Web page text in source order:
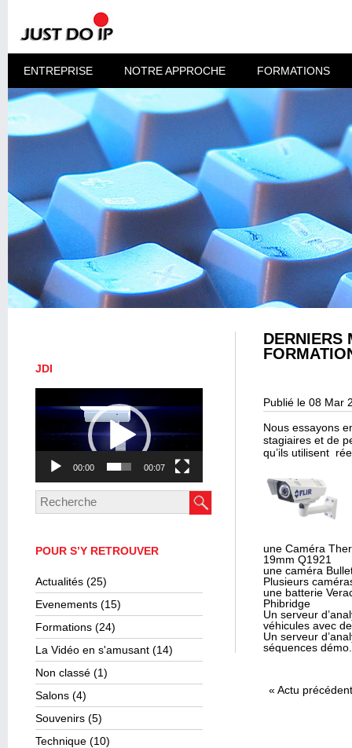
ENTREPRISE NOTRE APPROCHE FORMATIONS
JDI
vidéo
00:00 00:07
POUR S’Y RETROUVER
Actualités (25)
Evenements (15)
Formations (24)
La Vidéo en s'amusant (14)
Non classé (1)
Salons (4)
Souvenirs (5)
Technique (10)
DERNIERS
Publié le 08 Mar
Nous essayons
stagiaires et de
qu’ils utilisent
une Caméra
19mm Q1921
une caméra
Plusieurs
une batterie
Phibridge
Un serveur
véhicules avec
Un serveur
séquences démo.
« Actu